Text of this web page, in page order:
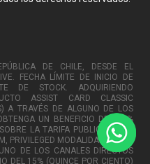
DE CHILE, DESDE EL
FECHA LÍMITE DE INICIO DE
DE STOCK. ADQUIRIENDO
ASSIST CARD CLASSIC
A TRAVÉS DE ALGUNO DE LOS
UN BENEFICIO DEL 10%
LA TARIFA PUBLICADA. (II)
PRIVILEGED MODALIDAD DIARIA
DE LOS CANALES DIRECTOS
DEL 15% (QUINCE POR CIENTO)